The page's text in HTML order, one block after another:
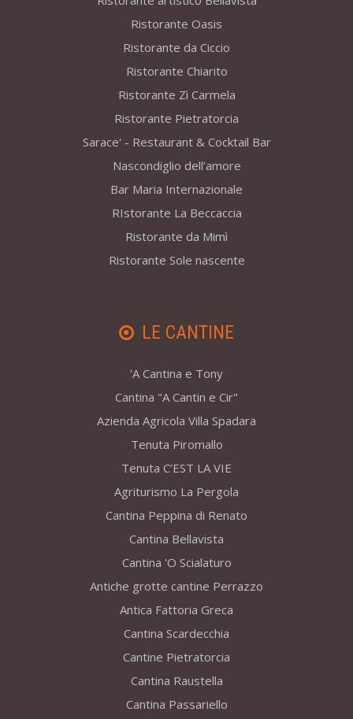
Ristorante Oasis
Ristorante da Ciccio
Ristorante Chiarito
Ristorante Zì Carmela
Ristorante Pietratorcia
Sarace' - Restaurant & Cocktail Bar
Nascondiglio dell’amore
Bar Maria Internazionale
RIstorante La Beccaccia
Ristorante da Mimì
Ristorante Sole nascente
LE CANTINE
'A Cantina e Tony
Cantina "A Cantin e Cir"
Azienda Agricola Villa Spadara
Tenuta Piromallo
Tenuta C’EST LA VIE
Agriturismo La Pergola
Cantina Peppina di Renato
Cantina Bellavista
Cantina 'O Scialaturo
Antiche grotte cantine Perrazzo
Antica Fattoria Greca
Cantina Scardecchia
Cantine Pietratorcia
Cantina Raustella
Cantina Passariello